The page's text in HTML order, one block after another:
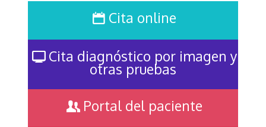
Cita online
Cita diagnóstico por imagen y
otras pruebas
Portal del paciente